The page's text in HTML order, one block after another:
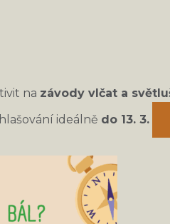
na závody vlčat a
ideálně do 13. 3.